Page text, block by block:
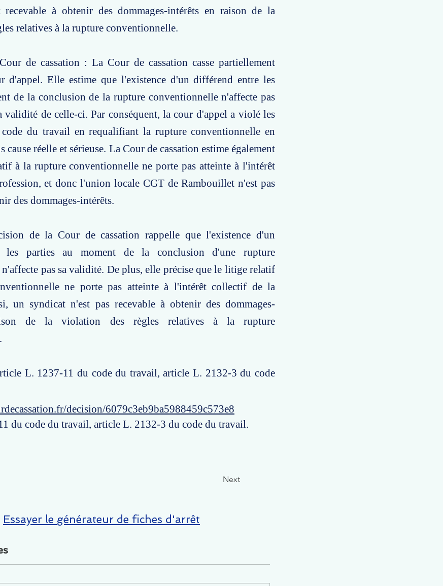
recevable à obtenir des dommages-intérêts en raison de la
relatives à la rupture conventionnelle.
de cassation : La Cour de cassation casse partiellement
d'appel. Elle estime que l'existence d'un différend entre les
de la conclusion de la rupture conventionnelle n'affecte pas
validité de celle-ci. Par conséquent, la cour d'appel a violé les
du travail en requalifiant la rupture conventionnelle en
cause réelle et sérieuse. La Cour de cassation estime également
à la rupture conventionnelle ne porte pas atteinte à l'intérêt
et donc l'union locale CGT de Rambouillet n'est pas
des dommages-intérêts.
de la Cour de cassation rappelle que l'existence d'un
les parties au moment de la conclusion d'une rupture
pas sa validité. De plus, elle précise que le litige relatif
ne porte pas atteinte à l'intérêt collectif de la
un syndicat n'est pas recevable à obtenir des dommages-
de la violation des règles relatives à la rupture
L. 1237-11 du code du travail, article L. 2132-3 du code
decision/6079c3eb9ba5988459c573e8
du code du travail, article L. 2132-3 du code du travail.
Next
Essayer le générateur de fiches d'arrêt